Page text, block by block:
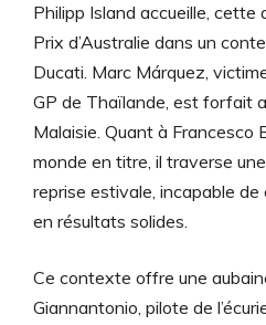
Philipp Island accueille, cette
Prix d’Australie dans un
Ducati. Marc Márquez,
GP de Thaïlande, est forfait
Malaisie. Quant à Francesco
monde en titre, il traverse
reprise estivale, incapable
en résultats solides.
Ce contexte offre une
Giannantonio, pilote de